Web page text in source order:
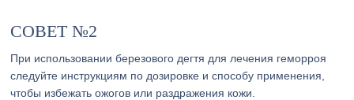
СОВЕТ №2
При использовании березового дегтя для лечения геморроя
следуйте инструкциям по дозировке и способу применения,
чтобы избежать ожогов или раздражения кожи.